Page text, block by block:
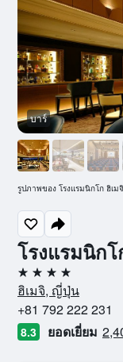
โรงแรมนิกโ
4 ดาว
ฮิเมจิ, ญี่ปุ่น
+81 792 222 231
8.3 ยอดเยี่ยม
บาร์
รูปภาพของ โรงแรมนิกโก ฮิเมจิ